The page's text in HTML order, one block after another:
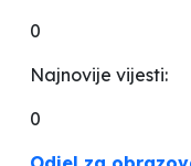
0
Najnovije vijesti:
0